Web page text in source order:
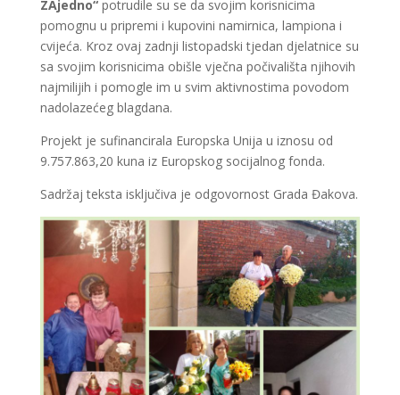
ZAjedno“ potrudile su se da svojim korisnicima
pomognu u pripremi i kupovini namirnica, lampiona i
cvijeća. Kroz ovaj zadnji listopadski tjedan djelatnice su
sa svojim korisnicima obišle vječna počivališta njihovih
najmilijih i pomogle im u svim aktivnostima povodom
nadolazećeg blagdana.
Projekt je sufinancirala Europska Unija u iznosu od
9.757.863,20 kuna iz Europskog socijalnog fonda.
Sadržaj teksta isključiva je odgovornost Grada Đakova.